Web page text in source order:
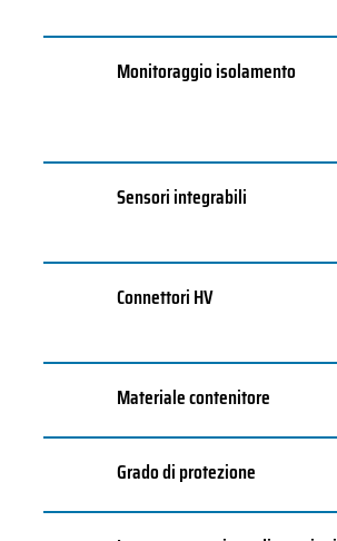
Monitoraggio isolamento
Sensori integrabili
Connettori HV
Materiale contenitore
Grado di protezione